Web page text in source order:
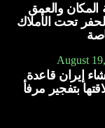
المكان والعمق
تحت الأملاك
August
إيران قاعدة
بتفجير مرفأ